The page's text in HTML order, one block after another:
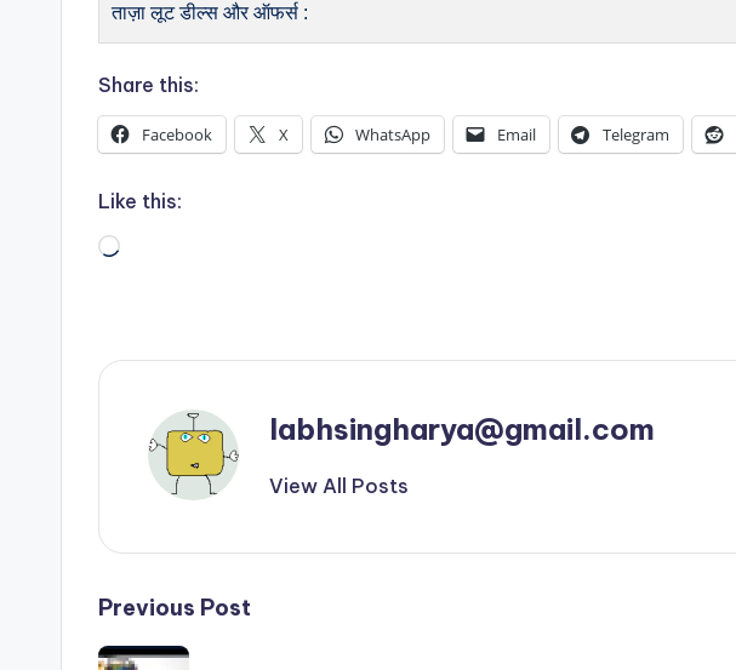
ताज़ा लूट डील्स और ऑफर्स :
Share this:
Facebook X WhatsApp Email Telegram
Like this:
Loading…
labhsingharya@gmail.com
View All Posts
Post
Previous Post